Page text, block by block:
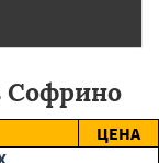
Софрино
ЦЕНА